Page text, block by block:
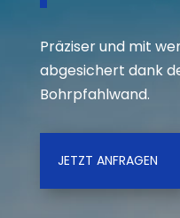
Präziser und mit
abgesichert dank
Bohrpfahlwand.
JETZT ANFRAGEN